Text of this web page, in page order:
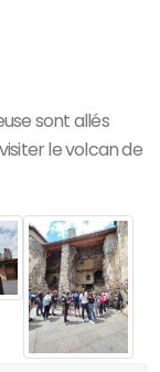
sont allés
le volcan de